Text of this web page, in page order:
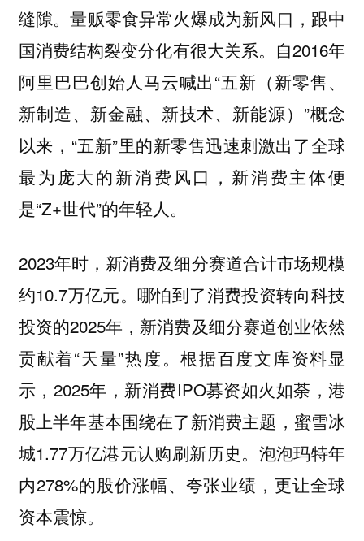
缝隙。量贩零食异常火爆成为新风口，跟中
国消费结构裂变分化有很大关系。自2016年
阿里巴巴创始人马云喊出“五新（新零售、
新制造、新金融、新技术、新能源）”概念
以来，“五新”里的新零售迅速刺激出了全球
最为庞大的新消费风口，新消费主体便
是“Z+世代”的年轻人。
2023年时，新消费及细分赛道合计市场规模
约10.7万亿元。哪怕到了消费投资转向科技
投资的2025年，新消费及细分赛道创业依然
贡献着“天量”热度。根据百度文库资料显
示，2025年，新消费IPO募资如火如荼，港
股上半年基本围绕在了新消费主题，蜜雪冰
城1.77万亿港元认购刷新历史。泡泡玛特年
内‌278%的股价涨幅、夸张业绩，更让全球
资本震惊。